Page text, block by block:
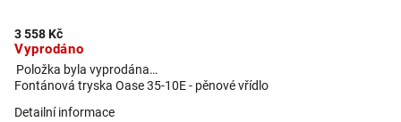
3 558 Kč
Vyprodáno
Položka byla vyprodána…
Fontánová tryska Oase 35-10E - pěnové vřídlo
Detailní informace